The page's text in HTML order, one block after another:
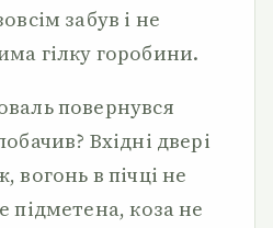
забув і не
гілку горобини.
повернувся
Вхідні двері
вогонь в пічці не
підметена, коза не